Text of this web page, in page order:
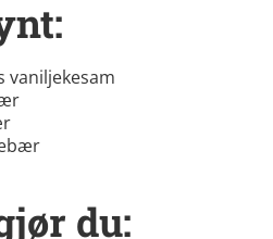
vaniljekesam
du: